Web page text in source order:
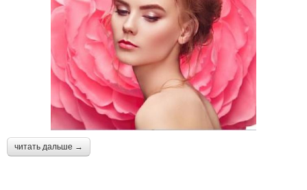
Прически с косичками Прически для садика
Прически на средние
волосы
читать дальше →